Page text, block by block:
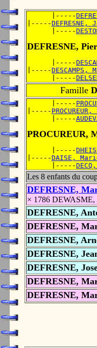
      |-----
|-----
      |-----
DEFRESNE,
      |-----
|-----DESCAMPS,
      |-----
Famille
      |-----
|-----
      |-----
PROCUREUR,
      |-----
|-----DAISE,
      |-----
Les 8 enfants du
DEFRESNE,
× 1786 DEWASME,
DEFRESNE,
DEFRESNE,
DEFRESNE,
DEFRESNE,
DEFRESNE,
DEFRESNE,
DEFRESNE,